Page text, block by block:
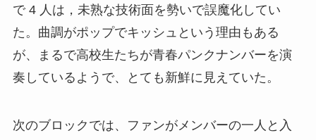
で 4 人は，未熟な技術面を勢いで誤魔化してい
た。曲調がポップでキッシュという理由もある
が、まるで高校生たちが青春パンクナンバーを演
奏しているようで、とても新鮮に見えていた。
次のブロックでは、ファンがメンバーの一人と入